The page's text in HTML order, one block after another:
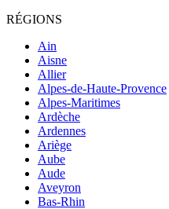
RÉGIONS
Ain
Aisne
Allier
Alpes-de-Haute-Provence
Alpes-Maritimes
Ardèche
Ardennes
Ariège
Aube
Aude
Aveyron
Bas-Rhin